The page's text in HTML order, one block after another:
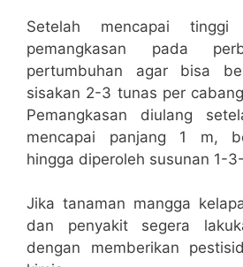
Setelah mencapai
pemangkasan pada
pertumbuhan agar bisa
sisakan 2-3 tunas per
Pemangkasan diulang
mencapai panjang 1 m,
hingga diperoleh susunan 1-
Jika tanaman mangga
dan penyakit segera
dengan memberikan